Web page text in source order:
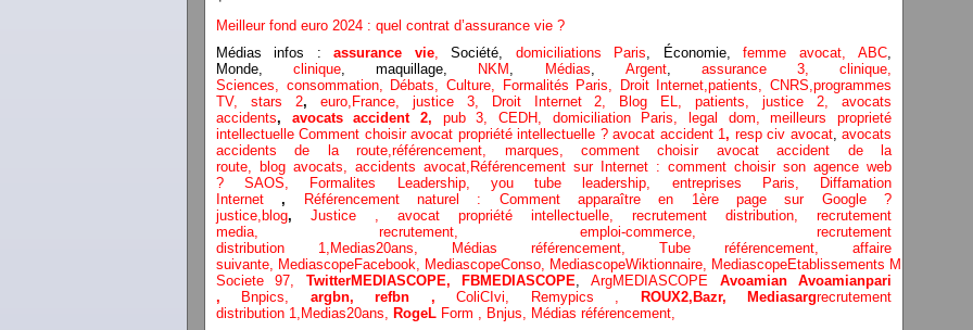
Meilleur fond euro 2024 : quel contrat d’assurance vie ?
Médias infos :assurance vie,Société, domiciliations Paris , Économie, femme avocat,ABC
Monde,clinique , maquillage, NKM Médias Argent, assurance 3, clinique
Sciences, consommation, Débats , Culture, Formalités Paris, Droit Internet,patients , CNRS,programmes
TV, stars 2, euro, France, justice 3, Droit Internet 2 Blog EL , patients,justice 2 ,avocats
accidents, avocats accident 2, pub 3, CEDH domiciliation Paris, legal dom,meilleurs proprieté
intellectuelleComment choisir avocat propriété intellectuelle ?avocat accident 1, resp civ avocat,avocats
accidents de la route,référencement, marques,comment choisir avocat accident de la
route,
blog avocats, accidents avocat, Référencement sur Internet : comment choisir son agence web
?SAOS Formalites Leadership, you tube leadership, entreprises Paris
Diffamation
Internet,
Référencement naturel : Comment apparaître en 1ère page sur Google ?
justice blog, Justice avocat propriété intellectuelle, recrutement distribution, recrutement
media,recrutement, emploi-commerce,recrutement
distribution 1, Medias20ans, Médias référencement, Tube référencement, affaire
suivante,
MediascopeFacebook, MediascopeConso, MediascopeWiktionnaire, MediascopeEtablissements
Societe 97, TwitterMEDIASCOPE, FBMEDIASCOPE ,ArgMEDIASCOPE AvoamianAvoamianpari
,
Bnpics, argbn,refbn ,ColiCIvi, Remypics , ROUX2, Bazr, Mediasargrecrutement
distribution 1, Medias20ans, RogeL Form , Bnjus,
Médias référencement,